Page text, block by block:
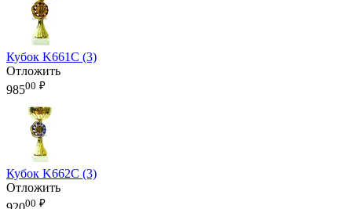
Кубок K661C (3)
Отложить
98500 ₽
Кубок K662C (3)
Отложить
00 ₽